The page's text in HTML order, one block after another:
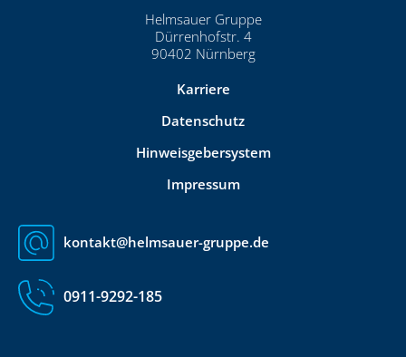
Helmsauer Gruppe
Dürrenhofstr. 4
90402 Nürnberg
Karriere
Datenschutz
Hinweisgebersystem
Impressum
kontakt@helmsauer-gruppe.de
0911-9292-185